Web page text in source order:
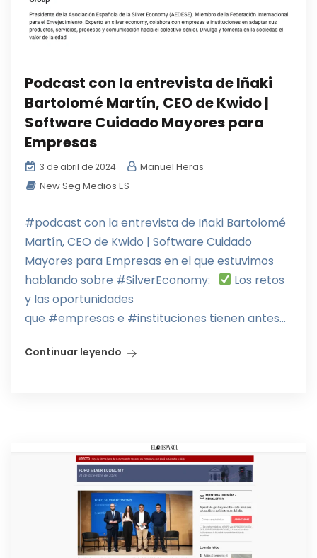
Podcast con la entrevista de Iñaki
Bartolomé Martín, CEO de Kwido |
Software Cuidado Mayores para
Empresas
3 de abril de 2024
Manuel Heras
New Seg Medios ES
#podcast con la entrevista de Iñaki Bartolomé
Martín, CEO de Kwido | Software Cuidado
Mayores para Empresas en el que estuvimos
hablando sobre #SilverEconomy:
Los retos
y las oportunidades
que #empresas e #instituciones tienen antes...
Continuar leyendo